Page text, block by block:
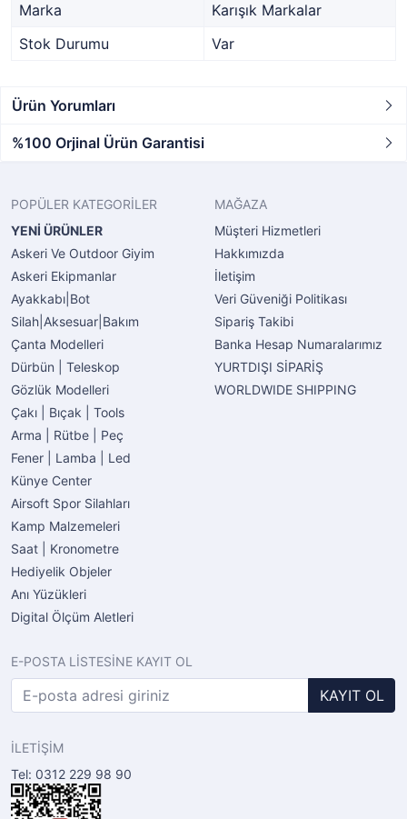
Marka
Karışık Markalar
Stok Durumu
Var
Ürün Yorumları
%100 Orjinal Ürün Garantisi
POPÜLER KATEGORİLER
YENİ ÜRÜNLER
Askeri Ve Outdoor Giyim
Askeri Ekipmanlar
Ayakkabı|Bot
Silah|Aksesuar|Bakım
Çanta Modelleri
Dürbün | Teleskop
Gözlük Modelleri
Çakı | Bıçak | Tools
Arma | Rütbe | Peç
Fener | Lamba | Led
Künye Center
Airsoft Spor Silahları
Kamp Malzemeleri
Saat | Kronometre
Hediyelik Objeler
Anı Yüzükleri
Digital Ölçüm Aletleri
MAĞAZA
Müşteri Hizmetleri
Hakkımızda
İletişim
Veri Güveniği Politikası
Sipariş Takibi
Banka Hesap Numaralarımız
YURTDIŞI SİPARİŞ
WORLDWIDE SHIPPING
E-POSTA LİSTESİNE KAYIT OL
KAYIT OL
İLETİŞİM
Tel: 0312 229 98 90